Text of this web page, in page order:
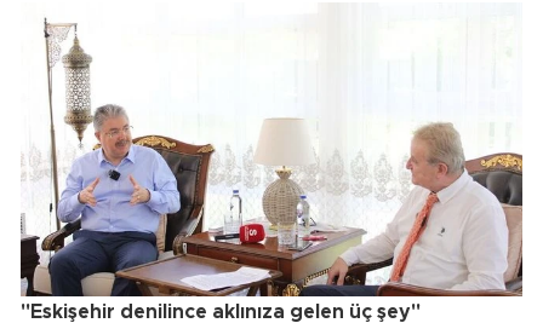
"Eskişehir denilince aklınıza gelen üç şey"